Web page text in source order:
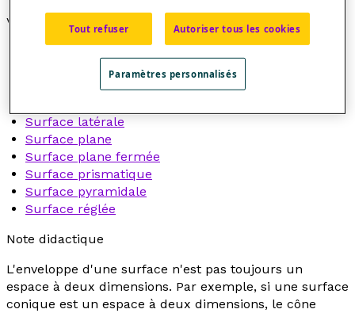
Voir aussi :
Surface cylindrique
Surface développable
Surface latérale
Surface plane
Surface plane fermée
Surface prismatique
Surface pyramidale
Surface réglée
Note didactique
L'enveloppe d'une surface n'est pas toujours un
espace à deux dimensions. Par exemple, si une surface
conique est un espace à deux dimensions, le cône
Tout refuser Autoriser tous les cookies
Paramètres personnalisés